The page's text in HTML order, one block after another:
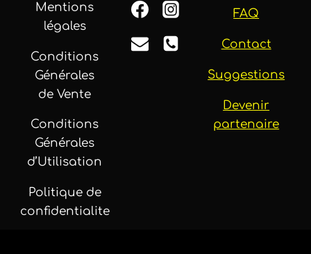
Mentions
légales
Conditions
Générales
de Vente
Conditions
Générales
d’Utilisation
Politique de
confidentialite
FAQ
Contact
Suggestions
Devenir
partenaire